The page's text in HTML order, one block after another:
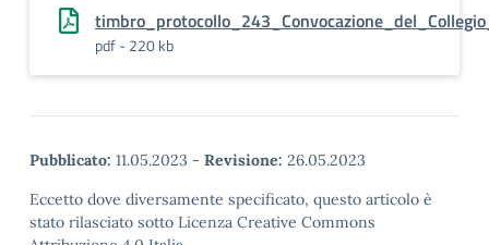
pdf - 220 kb
Pubblicato: 11.05.2023 - Revisione: 26.05.2023
Eccetto dove diversamente specificato, questo articolo è
stato rilasciato sotto Licenza Creative Commons